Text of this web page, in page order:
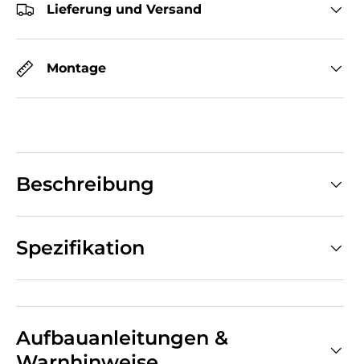
Lieferung und Versand
Montage
Beschreibung
Spezifikation
Aufbauanleitungen &